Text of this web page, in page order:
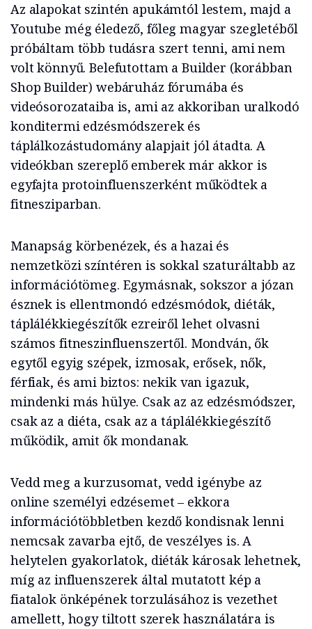
Az alapokat szintén apukámtól lestem, majd a
Youtube még éledező, főleg magyar szegletéből
próbáltam több tudásra szert tenni, ami nem
volt könnyű. Belefutottam a Builder (korábban
Shop Builder) webáruház fórumába és
videósorozataiba is, ami az akkoriban uralkodó
konditermi edzésmódszerek és
táplálkozástudomány alapjait jól átadta. A
videókban szereplő emberek már akkor is
egyfajta protoinfluenszerként működtek a
fitnesziparban.
Manapság körbenézek, és a hazai és
nemzetközi színtéren is sokkal szaturáltabb az
információtömeg. Egymásnak, sokszor a józan
észnek is ellentmondó edzésmódok, diéták,
táplálékkiegészítők ezreiről lehet olvasni
számos fitneszinfluenszertől. Mondván, ők
egytől egyig szépek, izmosak, erősek, nők,
férfiak, és ami biztos: nekik van igazuk,
mindenki más hülye. Csak az az edzésmódszer,
csak az a diéta, csak az a táplálékkiegészítő
működik, amit ők mondanak.
Vedd meg a kurzusomat, vedd igénybe az
online személyi edzésemet – ekkora
információtöbbletben kezdő kondisnak lenni
nemcsak zavarba ejtő, de veszélyes is. A
helytelen gyakorlatok, diéták károsak lehetnek,
míg az influenszerek által mutatott kép a
fiatalok önképének torzulásához is vezethet
amellett, hogy tiltott szerek használatára is